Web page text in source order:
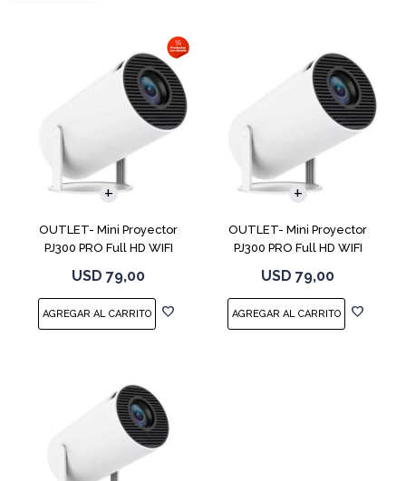
OUTLET- Mini Proyector
PJ300 PRO Full HD WIFI
USD 79,00
OUTLET- Mini Proyector
PJ300 PRO Full HD WIFI
USD 79,00